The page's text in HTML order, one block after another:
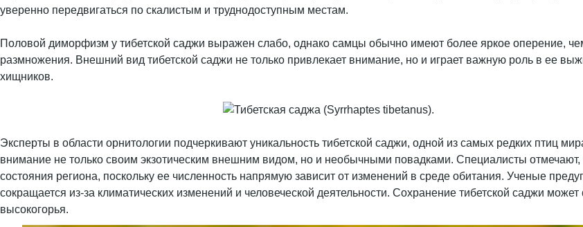
уверенно передвигаться по скалистым и труднодоступным местам.
Половой диморфизм у тибетской саджи выражен слабо, однако самцы обычно имеют более яркое оперение,
размножения. Внешний вид тибетской саджи не только привлекает внимание, но и играет важную роль в ее
хищников.
Эксперты в области орнитологии подчеркивают уникальность тибетской саджи, одной из самых редких птиц
внимание не только своим экзотическим внешним видом, но и необычными повадками. Специалисты отмечают,
состояния региона, поскольку ее численность напрямую зависит от изменений в среде обитания. Ученые
сокращается из-за климатических изменений и человеческой деятельности. Сохранение тибетской саджи
высокогорья.